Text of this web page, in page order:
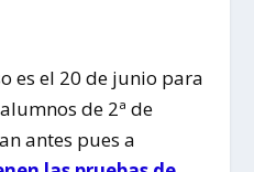
es el 20 de junio para
de 2ª de
antes pues a